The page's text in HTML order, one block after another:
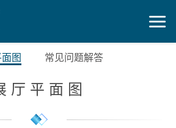
图 常见问题解答
厅平面图